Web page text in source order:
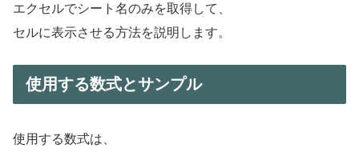
エクセルでシート名のみを取得して、
セルに表示させる方法を説明します。
使用する数式とサンプル
使用する数式は、